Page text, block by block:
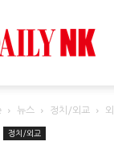
뉴스 정치/외교
정치/외교